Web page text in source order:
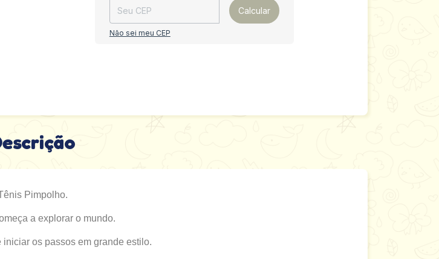
Calcular
Não sei meu CEP
Pimpolho.
a explorar o mundo.
iniciar os passos em grande estilo.